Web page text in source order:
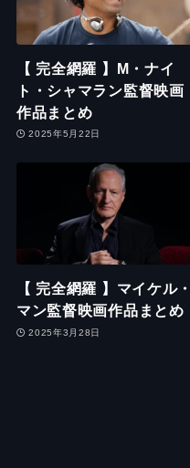
【 完全網羅 】M・ナイ
ト・シャマラン監督映画
作品まとめ
2025年5月22日
【 完全網羅 】マイケル・
マン監督映画作品まとめ
2025年3月28日